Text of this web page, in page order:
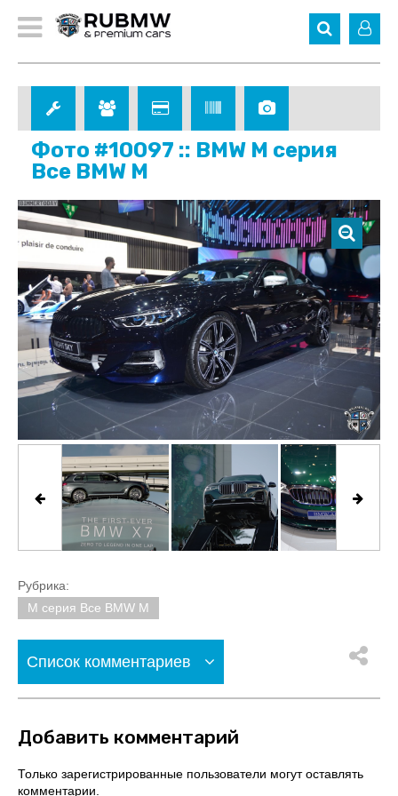
Фото #10097 :: BMW M серия
Все BMW M
Рубрика:
M серия Все BMW M
Список комментариев
Добавить комментарий
Только зарегистрированные пользователи могут оставлять
комментарии.